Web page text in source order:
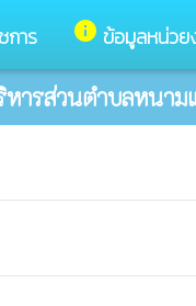
การ info ข้อมูลหน่วย
ารส่วนตำบลหนาม